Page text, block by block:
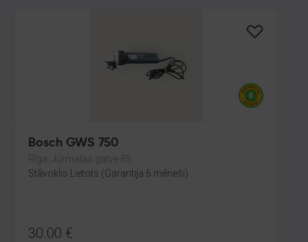
Bosch GWS 750
Rīga, Jūrmalas gatve 85
Stāvoklis Lietots (Garantija 6 mēneši)
30.00 €